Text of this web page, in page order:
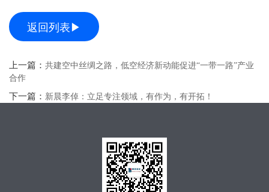
返回列表▶
上一篇： 共建空中丝绸之路，低空经济新动能促进“一带一路”产业
合作
下一篇： 新晨李倬：立足专注领域，有作为，有开拓！